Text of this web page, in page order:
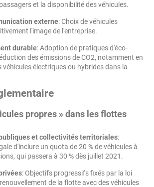
et la disponibilité des véhicules.
externe: Choix de véhicules
l'image de l'entreprise.
durable: Adoption de pratiques d'éco-
des émissions de CO2, notamment en
véhicules électriques ou hybrides dans la
propres » dans les flottes
et collectivités territoriales:
d'inclure un quota de 20 % de véhicules à
qui passera à 30 % dès juillet 2021.
: Objectifs progressifs fixés par la loi
de la flotte avec des véhicules